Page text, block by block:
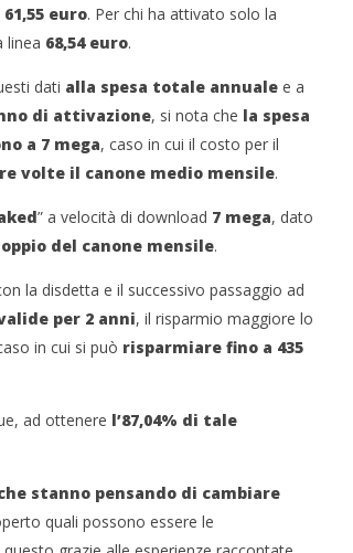
61,55 euro. Per chi ha attivato solo la
linea 68,54 euro.
dati alla spesa totale annualee a
di attivazione, si nota che la spesa
a 7 mega, caso in cui il costo per il
volte il canone medio mensile.
” a velocità di download 7 mega, dato
del canone mensile.
la disdetta e il successivo passaggio ad
per 2 anni, il risparmio maggiore lo
in cui si può risparmiare fino a 435
ad ottenere l’87,04% di tale
stanno pensando di cambiare
quali possono essere le